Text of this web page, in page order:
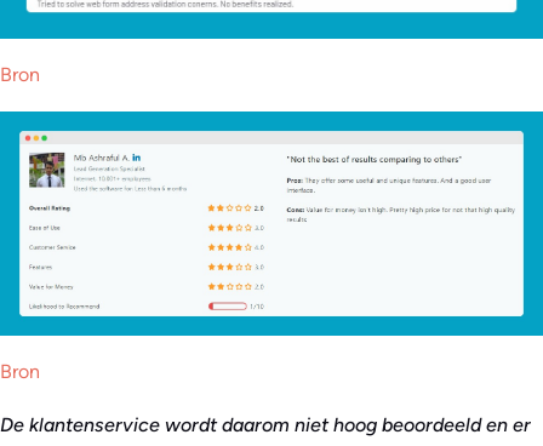
Bron
Bron
De klantenservice wordt daarom niet hoog beoordeeld en er